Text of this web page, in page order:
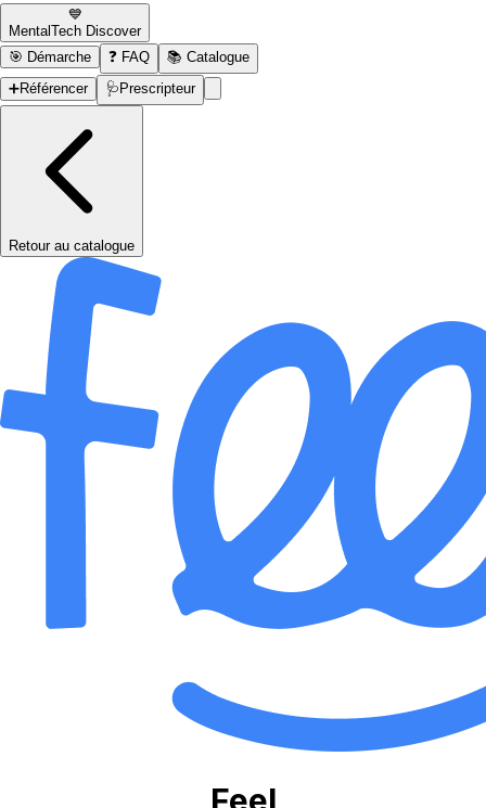
💙
MentalTech Discover
🎯 Démarche ❓ FAQ 📚 Catalogue
➕Référencer 🩺 Prescripteur
Retour au catalogue